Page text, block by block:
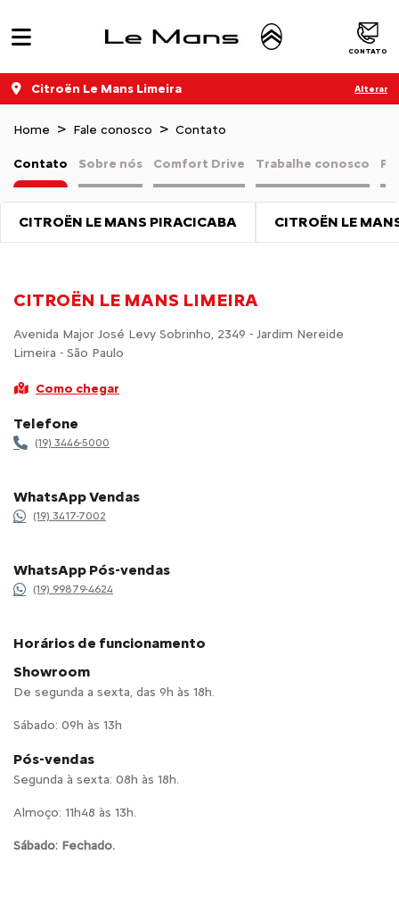
CONTATO
Citroën Le Mans Limeira Alterar
Home Fale conosco Contato
Sobre nós
Contato Comfort Drive Trabalhe conosco
CITROËN LE MANS PIRACICABA CITROËN LE
CITROËN LE MANS LIMEIRA
Avenida Major José Levy Sobrinho, 2349 - Jardim Nereide
Limeira - São Paulo
Como chegar
Telefone
(19) 3446-5000
WhatsApp Vendas
(19) 3417-7002
WhatsApp Pós-vendas
(19) 99879-4624
Horários de funcionamento
Showroom
De segunda a sexta, das 9h às 18h.
Sábado: 09h às 13h
Pós-vendas
Segunda à sexta: 08h às 18h.
Almoço: 11h48 às 13h.
Sábado: Fechado.